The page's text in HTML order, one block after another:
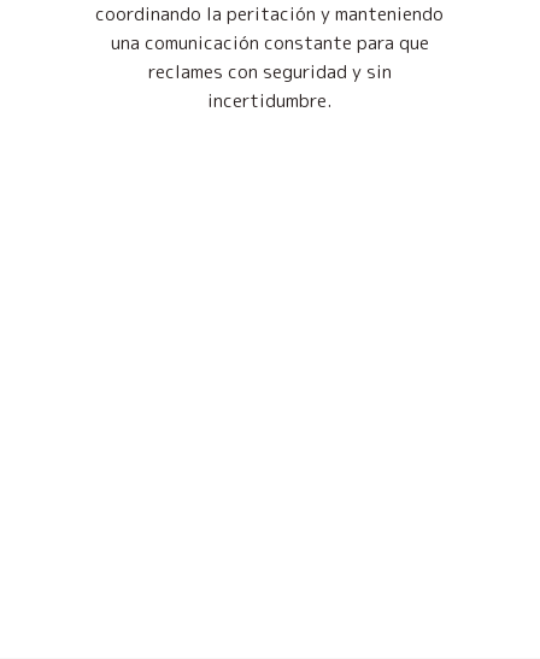
coordinando la peritación y manteniendo
una comunicación constante para que
reclames con seguridad y sin
incertidumbre.